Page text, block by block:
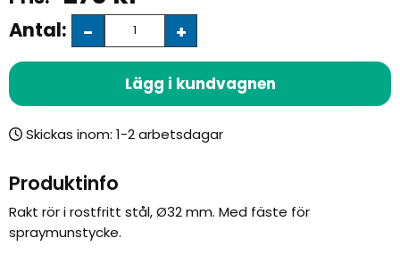
Antal: +
-
Lägg i kundvagnen
Skickas inom:
Produktinfo
Rakt rör i rostfritt stål, Ø32 mm. Med fäste för
spraymunstycke.